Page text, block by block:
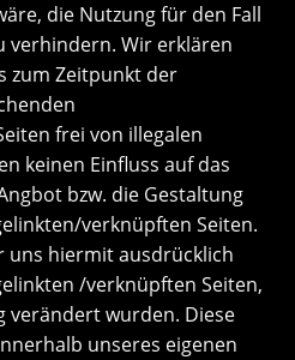
die Nutzung für den Fall
verhindern. Wir erklären
zum Zeitpunkt der
frei von illegalen
keinen Einfluss auf das
bzw. die Gestaltung
verknüpften Seiten.
uns hiermit ausdrücklich
/verknüpften Seiten,
verändert wurden. Diese
unseres eigenen